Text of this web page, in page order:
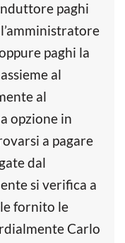
paghi
paghi la
al
al
opzione in
a pagare
dal
si verifica a
fornito le
Carlo